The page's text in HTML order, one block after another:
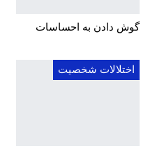
گوش دادن به احساسات
اختلالات شخصیت